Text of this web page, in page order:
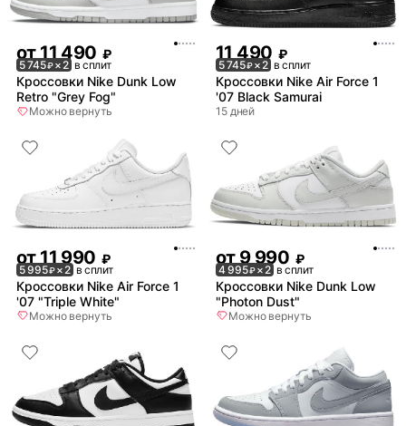
от11 490 ₽
5 745₽× 2 в сплит
Кроссовки Nike Dunk Low
Retro "Grey Fog"
Можно вернуть
11 490 ₽
5 745₽× 2 в сплит
Кроссовки Nike Air Force 1
'07 Black Samurai
15 дней
от11 990 ₽
5 995₽× 2 в сплит
Кроссовки Nike Air Force 1
'07 "Triple White"
Можно вернуть
от9 990 ₽
4 995₽× 2 в сплит
Кроссовки Nike Dunk Low
"Photon Dust"
Можно вернуть